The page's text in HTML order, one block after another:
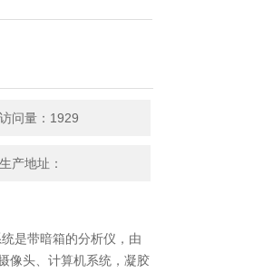
访问量：1929
生产地址：
是带暗箱的分析仪，由
像头、计算机系统，凝胶